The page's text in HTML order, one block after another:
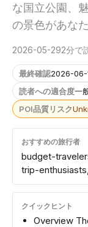
な国立公園、
の景色があな
2026-05-292分で
最終確認2026-06-
読者への適合度一
POI品質リスク
おすすめの旅行者
budget-
trip-
クイックヒント
Overview